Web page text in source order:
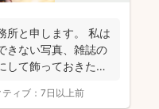
所と申します。 私は
きない写真、雑誌の
して飾っておきたい
ィブ： 7日以上前